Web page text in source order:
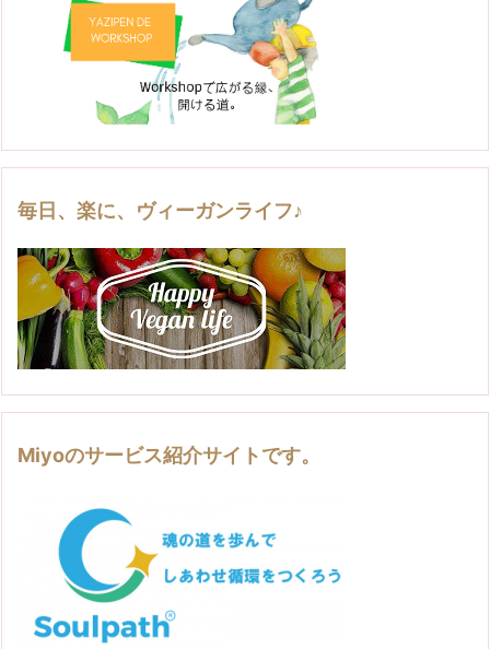
毎日、楽に、ヴィーガンライフ♪
Miyoのサービス紹介サイトです。